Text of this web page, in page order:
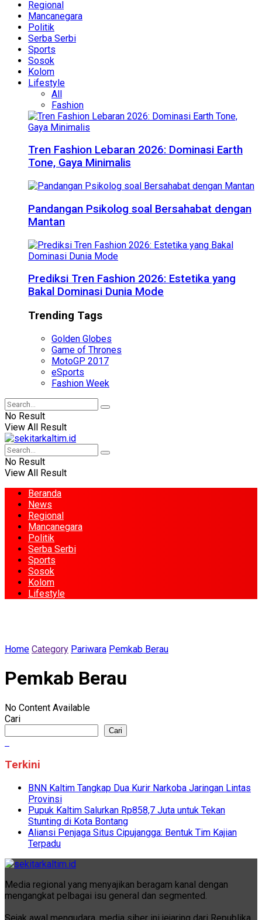
Regional
Mancanegara
Politik
Serba Serbi
Sports
Sosok
Kolom
Lifestyle
All
Fashion
Tren Fashion Lebaran 2026: Dominasi Earth
Tone, Gaya Minimalis
Pandangan Psikolog soal Bersahabat dengan
Mantan
Prediksi Tren Fashion 2026: Estetika yang
Bakal Dominasi Dunia Mode
Trending Tags
Golden Globes
Game of Thrones
MotoGP 2017
eSports
Fashion Week
No Result
View All Result
No Result
View All Result
Beranda
News
Regional
Mancanegara
Politik
Serba Serbi
Sports
Sosok
Kolom
Lifestyle
Home Category Pariwara Pemkab Berau
Pemkab Berau
No Content Available
Cari
Cari
Terkini
BNN Kaltim Tangkap Dua Kurir Narkoba Jaringan Lintas
Provinsi
Pupuk Kaltim Salurkan Rp858,7 Juta untuk Tekan
Stunting di Kota Bontang
Aliansi Penjaga Situs Cipujangga: Bentuk Tim Kajian
Terpadu
Media regional yang menyajikan beragam kanal dengan
mengangkat pelbagai isu general dan segmented.